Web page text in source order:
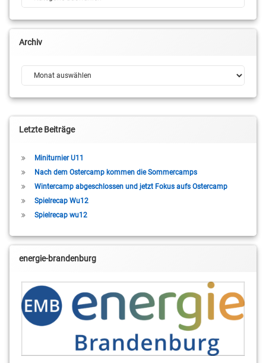
Archiv
Archiv
Letzte Beiträge
Miniturnier U11
Nach dem Ostercamp kommen die Sommercamps
Wintercamp abgeschlossen und jetzt Fokus aufs Ostercamp
Spielrecap Wu12
Spielrecap wu12
energie-brandenburg